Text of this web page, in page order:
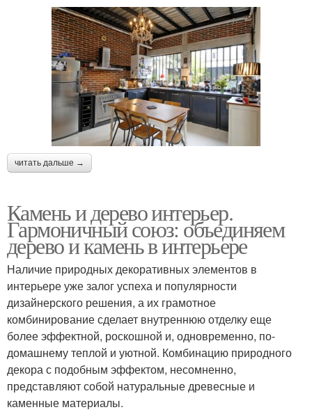
читать дальше →
Камень и дерево интерьер.
Гармоничный союз: объединяем
дерево и камень в интерьере
Наличие природных декоративных элементов в
интерьере уже залог успеха и популярности
дизайнерского решения, а их грамотное
комбинирование сделает внутреннюю отделку еще
более эффектной, роскошной и, одновременно, по-
домашнему теплой и уютной. Комбинацию природного
декора с подобным эффектом, несомненно,
представляют собой натуральные древесные и
каменные материалы.